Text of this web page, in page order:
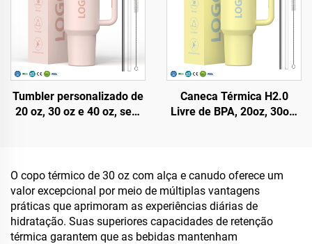
Tumbler personalizado de
20 oz, 30 oz e 40 oz, sem
prova de vazamentos,
canudo e alça, ideal para
viagens
Caneca Térmica H2.0
Livre de BPA, 20oz, 30oz,
Inoxidável Isolado
O copo térmico de 30 oz com alça e canudo oferece um
valor excepcional por meio de múltiplas vantagens
práticas que aprimoram as experiências diárias de
hidratação. Suas superiores capacidades de retenção
térmica garantem que as bebidas mantenham